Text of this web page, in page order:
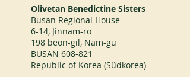
Olivetan Benedictine Sisters
Busan Regional House
6-14, Jinnam-ro
198 beon-gil, Nam-gu
BUSAN 608-821
Republic of Korea (Südkorea)